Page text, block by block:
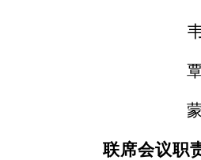
联席会议职